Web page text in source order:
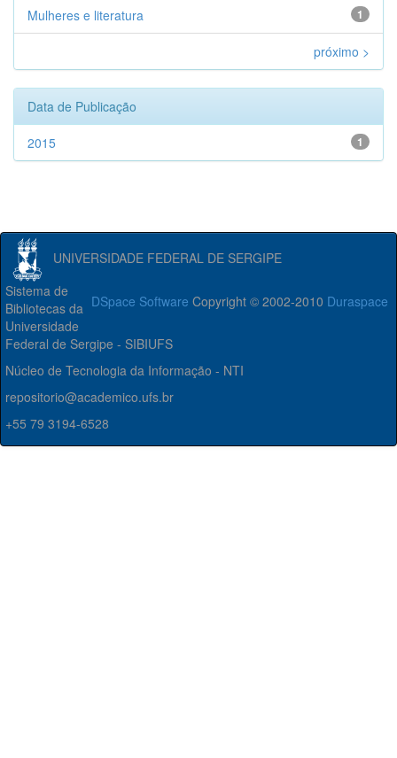
1
Mulheres e literatura
próximo >
Data de Publicação
1
2015
UNIVERSIDADE FEDERAL DE SERGIPE
DSpace Software Copyright © 2002-2010 Duraspace
Sistema de
Bibliotecas da
Universidade
Federal de Sergipe - SIBIUFS
Núcleo de Tecnologia da Informação - NTI
repositorio@academico.ufs.br
+55 79 3194-6528